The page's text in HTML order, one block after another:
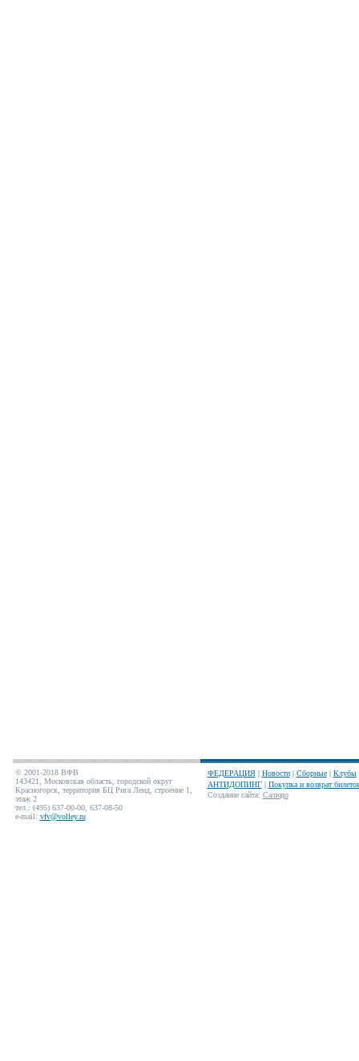
© 2001-2018 ВФВ
143421, Московская область, городской округ
Красногорск, территория БЦ Рига Ленд, строение 1,
этаж 2
тел.: (495) 637-00-00, 637-08-50
e-mail: vfv@volley.ru
ФЕДЕРАЦИЯ| Новости| Сборные| Клубы
АНТИДОПИНГ| Покупка и возврат
Создание сайта: Салюдо